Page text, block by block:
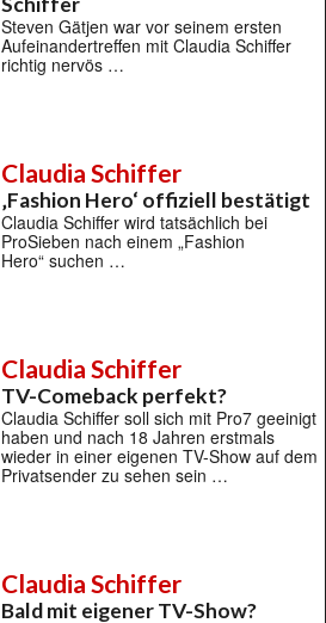
Steven Gätjen war vor seinem ersten
Aufeinandertreffen mit Claudia Schiffer
richtig nervös …
Claudia Schiffer
‚Fashion Hero‘ offiziell bestätigt
Claudia Schiffer wird tatsächlich bei
ProSieben nach einem „Fashion
Hero“ suchen …
Claudia Schiffer
TV-Comeback perfekt?
Claudia Schiffer soll sich mit Pro7 geeinigt
haben und nach 18 Jahren erstmals
wieder in einer eigenen TV-Show auf dem
Privatsender zu sehen sein …
Claudia Schiffer
Bald mit eigener TV-Show?